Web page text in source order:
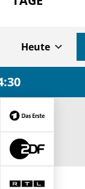
Heute